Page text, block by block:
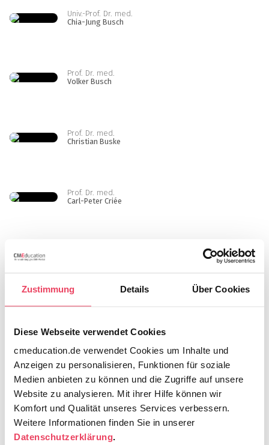
Zustimmung Details Über Cookies
Diese Webseite verwendet Cookies
cmeducation.de verwendet Cookies um Inhalte und
Anzeigen zu personalisieren, Funktionen für soziale
Medien anbieten zu können und die Zugriffe auf unsere
Website zu analysieren. Mit ihrer Hilfe können wir
Komfort und Qualität unseres Services verbessern.
Weitere Informationen finden Sie in unserer
Datenschutzerklärung.
Univ.-Prof. Dr. med.
Chia-Jung Busch
Prof. Dr. med.
Volker Busch
Prof. Dr. med.
Christian Buske
Prof. Dr. med.
Carl-Peter Criée
Prof. Dr. med.
Johannes Dorst
Monika Engelhardt